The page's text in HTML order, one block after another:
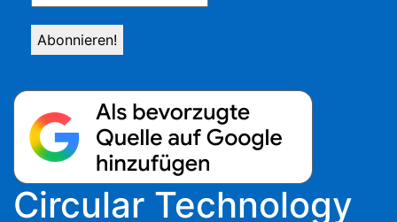
Circular Technology